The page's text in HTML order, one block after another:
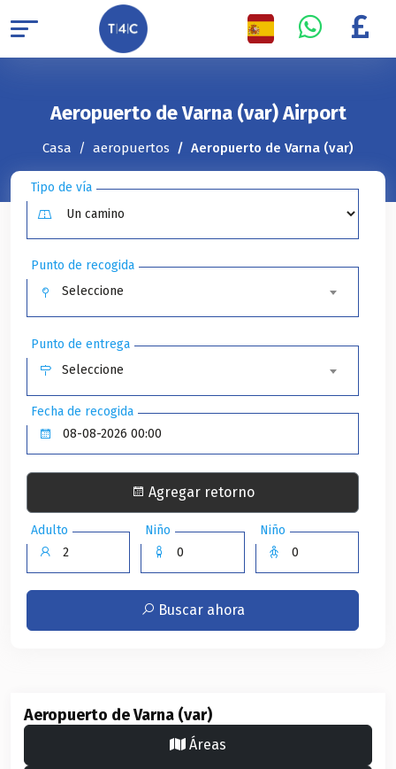
Aeropuerto de Varna (var) Airport
Casa aeropuertos Aeropuerto de Varna (var)
Tipo de vía
Punto de recogida
Seleccione
Punto de entrega
Seleccione
Fecha de recogida
Agregar retorno
Adulto Niño Niño
Buscar ahora
Aeropuerto de Varna (var)
Áreas